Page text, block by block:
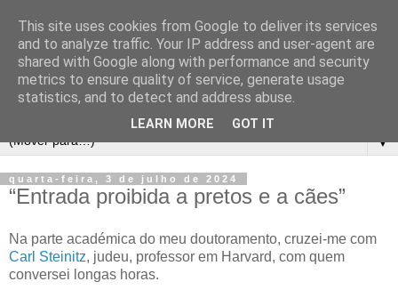
▼
quarta-feira, 3 de julho de 2024
“Entrada proibida a pretos e a cães”
Na parte académica do meu doutoramento, cruzei-me com
Carl Steinitz, judeu, professor em Harvard, com quem
conversei longas horas.
This site uses cookies from Google to deliver its services
and to analyze traffic. Your IP address and user-agent are
shared with Google along with performance and security
metrics to ensure quality of service, generate usage
statistics, and to detect and address abuse.
LEARN MORE GOT IT